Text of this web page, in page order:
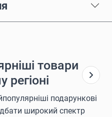
товари
подарункові
широкий спектр